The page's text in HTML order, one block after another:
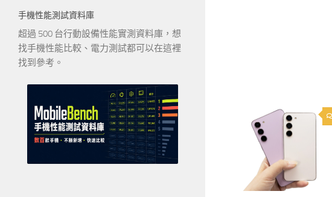
手機性能測試資料庫
超過 500 台行動設備性能實測資料庫，想
找手機性能比較、電力測試都可以在這裡
找到參考。